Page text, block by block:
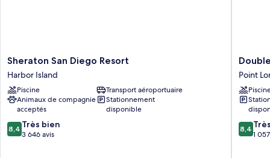
Sheraton
San
Diego
Resort
Harbor
Island
Sheraton San Diego Resort
Harbor Island
Piscine
Transport aéroportuaire
Animaux de compagnie
acceptés
Stationnement
disponible
8.4
sur
8,4 Très bien
3 646 avis
by
Hilton
San
Diego
Bayside
Point
Loma
Point
8.4
sur
8,4
1